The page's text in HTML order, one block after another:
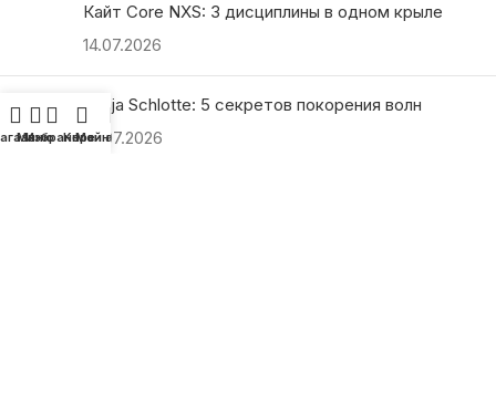
Кайт Core NXS: 3 дисциплины в одном крыле
14.07.2026
Ranja Schlotte: 5 секретов покорения волн
13.07.2026
Меню
Избранное
Корзина
Мой аккаунт